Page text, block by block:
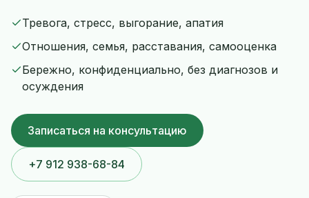
Тревога, стресс, выгорание, апатия
Отношения, семья, расставания, самооценка
Бережно, конфиденциально, без диагнозов и
осуждения
Записаться на консультацию
+7 912 938-68-84